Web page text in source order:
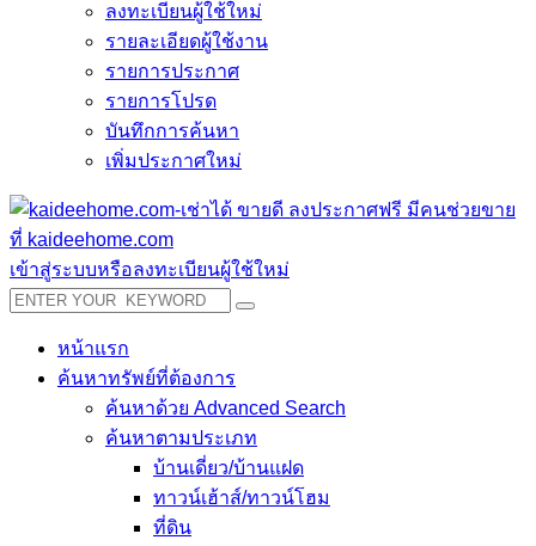
ลงทะเบียนผู้ใช้ใหม่
รายละเอียดผู้ใช้งาน
รายการประกาศ
รายการโปรด
บันทึกการค้นหา
เพิ่มประกาศใหม่
เข้าสู่ระบบหรือลงทะเบียนผู้ใช้ใหม่
หน้าแรก
ค้นหาทรัพย์ที่ต้องการ
ค้นหาด้วย Advanced Search
ค้นหาตามประเภท
บ้านเดี่ยว/บ้านแฝด
ทาวน์เฮ้าส์/ทาวน์โฮม
ที่ดิน